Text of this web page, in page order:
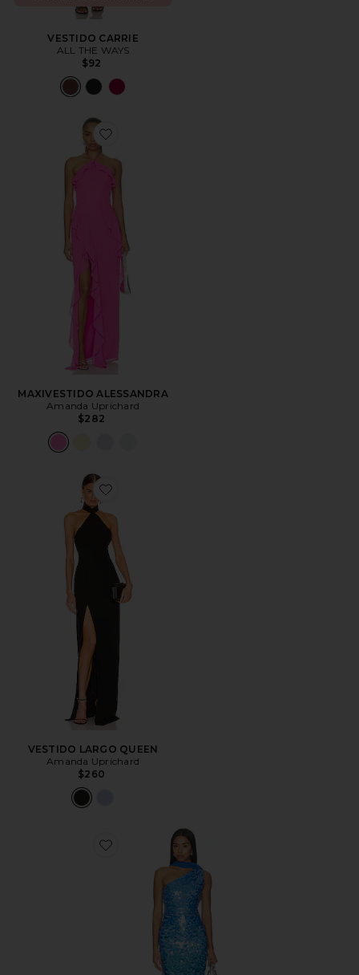
VESTIDO CARRIE
ALL THE WAYS
$92
Favorite MAXIVESTIDO ALESSANDRA
MAXIVESTIDO ALESSANDRA
Amanda Uprichard
$282
Favorite VESTIDO LARGO QUEEN
VESTIDO LARGO QUEEN
Amanda Uprichard
$260
Favorite MAXIVESTIDO GISELLE